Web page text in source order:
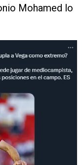
Mohamed lo